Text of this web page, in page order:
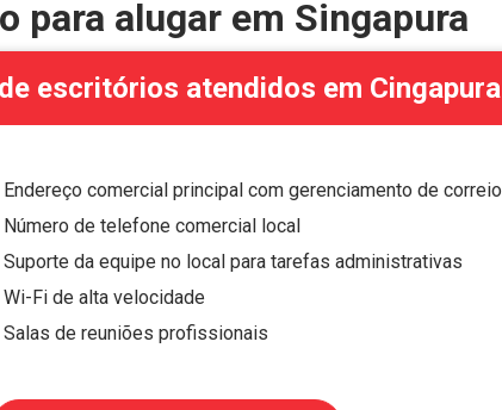
alugar em Singapura
escritórios atendidos em Cingapura
Endereço comercial principal com gerenciamento de correio
Número de telefone comercial local
Suporte da equipe no local para tarefas administrativas
Wi-Fi de alta velocidade
Salas de reuniões profissionais